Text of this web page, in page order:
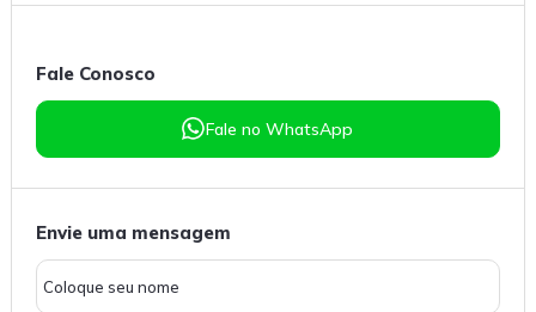
Fale Conosco
Fale no WhatsApp
Envie uma mensagem